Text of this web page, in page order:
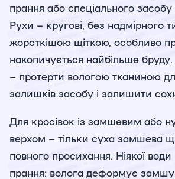
прання або спеціального засобу
Рухи – кругові, без надмірного
жорсткішою щіткою, особливо
накопичується найбільше
– протерти вологою тканиною
залишків засобу і залишити
Для кросівок із замшевим або
верхом – тільки суха замшева
повного просихання. Ніякої води
прання: волога деформує